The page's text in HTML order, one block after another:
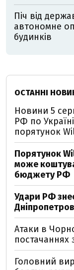
Піч від
автономне
будинків
ОСТАННІ
Новини 5
РФ по
порятунок
Порятунок
може
бюджету РФ
Удари РФ
Атаки в
Головний